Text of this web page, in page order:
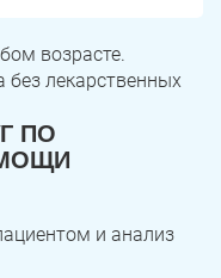
возрасте.
без лекарственных
ПО
и анализ